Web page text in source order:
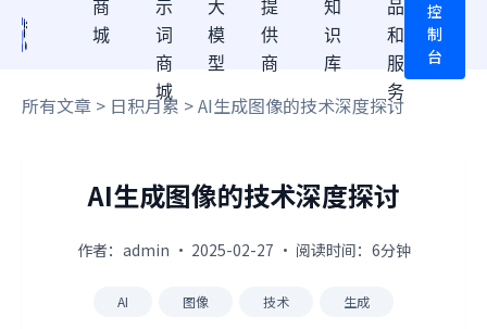
商
城
示
词
商
城
大
模
型
提
供
商
知
识
库
品
和
服
务
控
制
台
所有文章 > 日积月累 > AI生成图像的技术深度探讨
AI生成图像的技术深度探讨
作者：admin · 2025-02-27 · 阅读时间：6分钟
AI 图像 技术 生成